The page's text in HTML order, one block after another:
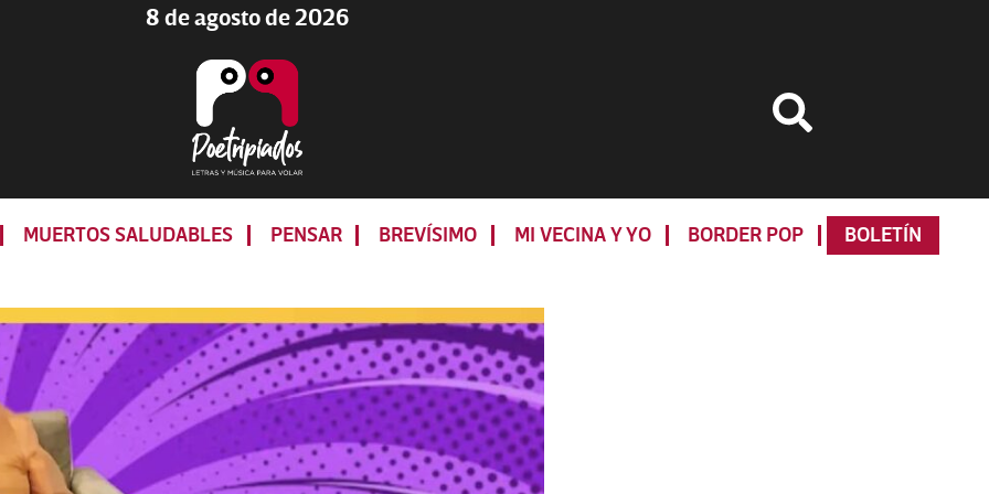
8 de agosto de 2026
LETRAS
Y
PARA
VOLAR
MUERTOS SALUDABLES PENSAR BREVÍSIMO MI VECINA Y YO BORDER POP BOLETÍN